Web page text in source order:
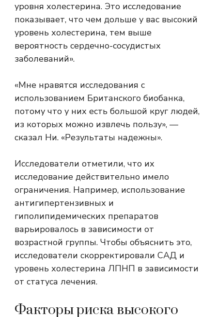
уровня холестерина. Это исследование
показывает, что чем дольше у вас высокий
уровень холестерина, тем выше
вероятность сердечно-сосудистых
заболеваний».
«Мне нравятся исследования с
использованием Британского биобанка,
потому что у них есть большой круг людей,
из которых можно извлечь пользу», —
сказал Ни. «Результаты надежны».
Исследователи отметили, что их
исследование действительно имело
ограничения. Например, использование
антигипертензивных и
гиполипидемических препаратов
варьировалось в зависимости от
возрастной группы. Чтобы объяснить это,
исследователи скорректировали САД и
уровень холестерина ЛПНП в зависимости
от статуса лечения.
Факторы риска высокого